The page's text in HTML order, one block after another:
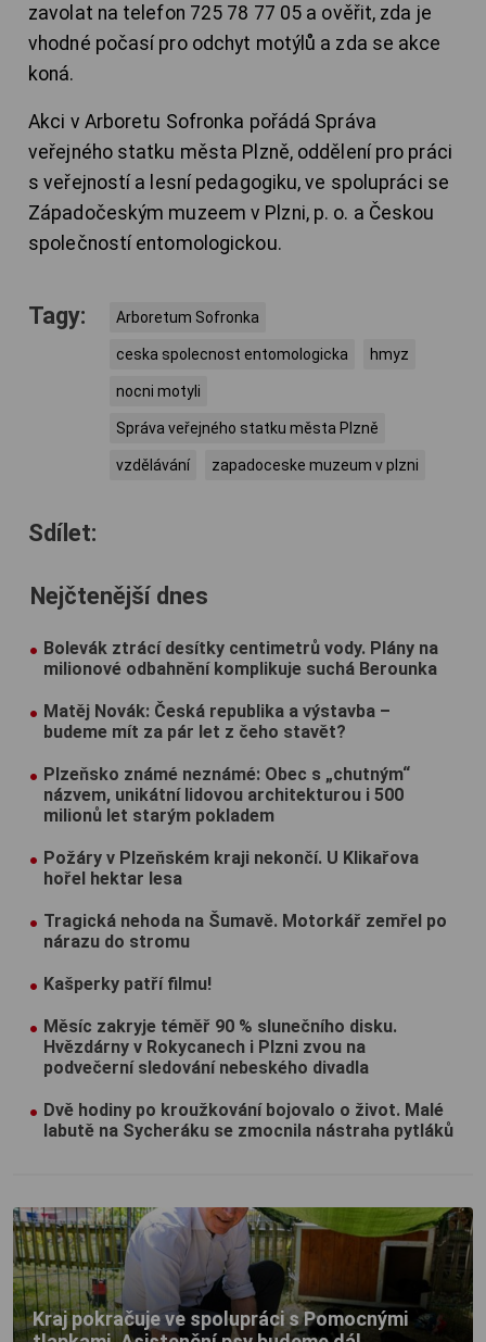
zavolat na telefon 725 78 77 05 a ověřit, zda je
vhodné počasí pro odchyt motýlů a zda se akce
koná.
Akci v Arboretu Sofronka pořádá Správa
veřejného statku města Plzně, oddělení pro práci
s veřejností a lesní pedagogiku, ve spolupráci se
Západočeským muzeem v Plzni, p. o. a Českou
společností entomologickou.
Tagy: Arboretum Sofronka
ceska spolecnost entomologicka hmyz
nocni motyli
Správa veřejného statku města Plzně
vzdělávání zapadoceske muzeum v plzni
Sdílet:
Nejčtenější dnes
Bolevák ztrácí desítky centimetrů vody. Plány na
milionové odbahnění komplikuje suchá Berounka
Matěj Novák: Česká republika a výstavba –
budeme mít za pár let z čeho stavět?
Plzeňsko známé neznámé: Obec s „chutným“
názvem, unikátní lidovou architekturou i 500
milionů let starým pokladem
Požáry v Plzeňském kraji nekončí. U Klikařova
hořel hektar lesa
Tragická nehoda na Šumavě. Motorkář zemřel po
nárazu do stromu
Kašperky patří filmu!
Měsíc zakryje téměř 90 % slunečního disku.
Hvězdárny v Rokycanech i Plzni zvou na
podvečerní sledování nebeského divadla
Dvě hodiny po kroužkování bojovalo o život. Malé
labutě na Sycheráku se zmocnila nástraha pytláků
Kraj pokračuje ve spolupráci s Pomocnými